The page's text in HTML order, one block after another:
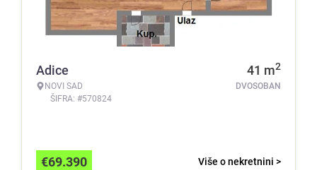
Adice
NOVI SAD
ŠIFRA: #570824
41 m2
DVOSOBAN
Više o nekretnini >
€69.390